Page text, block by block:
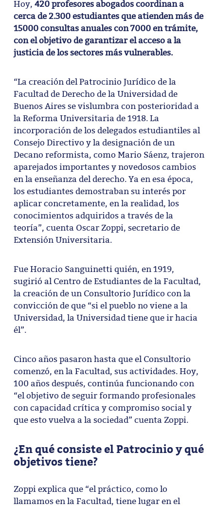
Hoy, 420 profesores abogados coordinan a
cerca de 2.300 estudiantes que atienden más de
15000 consultas anuales con 7000 en trámite,
con el objetivo de garantizar el acceso a la
justicia de los sectores más vulnerables.
“La creación del Patrocinio Jurídico de la
Facultad de Derecho de la Universidad de
Buenos Aires se vislumbra con posterioridad a
la Reforma Universitaria de 1918. La
incorporación de los delegados estudiantiles al
Consejo Directivo y la designación de un
Decano reformista, como Mario Sáenz, trajeron
aparejados importantes y novedosos cambios
en la enseñanza del derecho. Ya en esa época,
los estudiantes demostraban su interés por
aplicar concretamente, en la realidad, los
conocimientos adquiridos a través de la
teoría”, cuenta Oscar Zoppi, secretario de
Extensión Universitaria.
Fue Horacio Sanguinetti quién, en 1919,
sugirió al Centro de Estudiantes de la Facultad,
la creación de un Consultorio Jurídico con la
convicción de que “si el pueblo no viene a la
Universidad, la Universidad tiene que ir hacia
él”.
Cinco años pasaron hasta que el Consultorio
comenzó, en la Facultad, sus actividades. Hoy,
100 años después, continúa funcionando con
“el objetivo de seguir formando profesionales
con capacidad crítica y compromiso social y
que esto vuelva a la sociedad” cuenta Zoppi.
¿En qué consiste el Patrocinio y qué
objetivos tiene?
Zoppi explica que “el práctico, como lo
llamamos en la Facultad, tiene lugar en el